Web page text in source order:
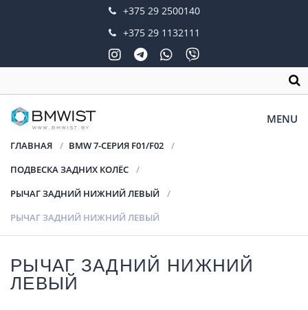
+375 29 2500140
+375 29 1132111
MENU
ГЛАВНАЯ
BMW 7-СЕРИЯ F01/F02
ПОДВЕСКА ЗАДНИХ КОЛЁС
РЫЧАГ ЗАДНИЙ НИЖНИЙ ЛЕВЫЙ
РЫЧАГ ЗАДНИЙ НИЖНИЙ ЛЕВЫЙ
РЫЧАГ ЗАДНИЙ НИЖНИЙ
ЛЕВЫЙ